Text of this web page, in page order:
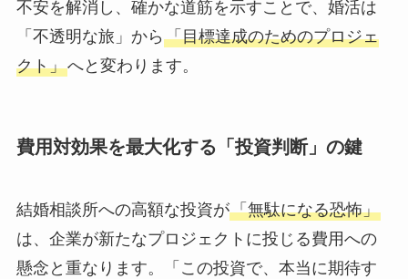
不安を解消し、確かな道筋を示すことで、婚活は
「不透明な旅」から 「目標達成のためのプロジェ
クト」へと変わります。
費用対効果を最大化する「投資判断」の鍵
結婚相談所への高額な投資が「無駄になる恐怖」
は、企業が新たなプロジェクトに投じる費用への
懸念と重なります。「この投資で、本当に期待す